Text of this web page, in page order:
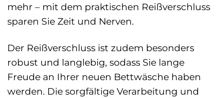
mehr – mit dem praktischen Reißverschluss
sparen Sie Zeit und Nerven.
Der Reißverschluss ist zudem besonders
robust und langlebig, sodass Sie lange
Freude an Ihrer neuen Bettwäsche haben
werden. Die sorgfältige Verarbeitung und